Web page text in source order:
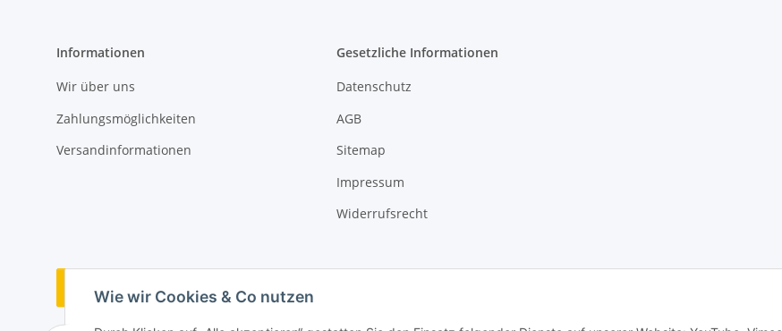
Wie wir Cookies & Co nutzen
Informationen
Wir über uns
Zahlungsmöglichkeiten
Versandinformationen
Gesetzliche Informationen
Datenschutz
AGB
Sitemap
Impressum
Widerrufsrecht
Vertrag widerrufen